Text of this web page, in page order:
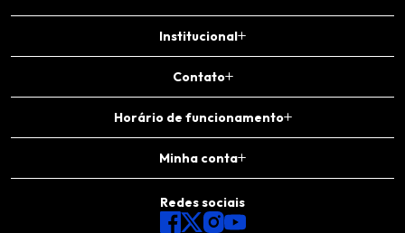
Institucional
Contato
Horário de funcionamento
Minha conta
Redes sociais